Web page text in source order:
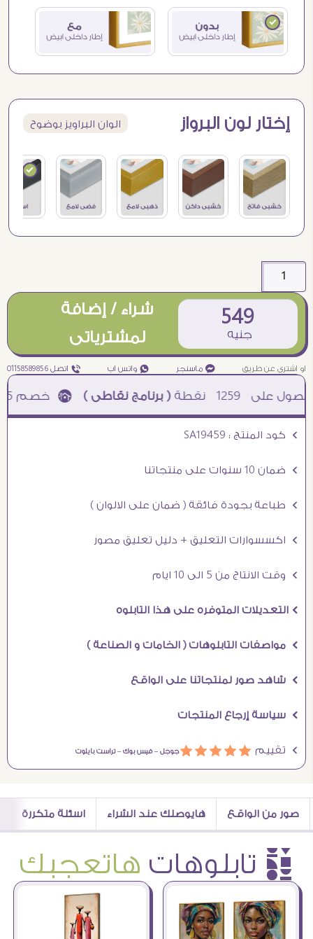
إختار لون البرواز الوان البراويز بوضوح
549
جنيه
شراء / إضافة
لمشترياتى
او اشترى عن طريق ¥ ماسنجر ₧ واتس اب ƒ اتصل 01158589856
1259 نقطة( برنامج نقاطى )à خصم 5% للعملاء الجدد à شحن مجانى عند الشراء ب 4000 جنيه à
Ö كود المنتج : SA19459
Ö ضمان 10 سنوات على منتجاتنا
Ö طباعة بجودة فائقة ( ضمان على الالوان )
Ö اكسسوارات التعليق + دليل تعليق مصور
Ö وقت الانتاج من 5 الى 10 ايام
Ö التعديلات المتوفره على هذا التابلوه
Ö مواصفات التابلوهات ( الخامات و الصناعة )
Ö شاهد صور لمنتجاتنا على الواقع
Ö سياسة إرجاع المنتجات
Ö تقييم áááááجوجل –فيس بوك –تراست بايلوت
صور من الواقع هايوصلك عند الشراء اسئلة متكررة
è تابلوهات هاتعجبك